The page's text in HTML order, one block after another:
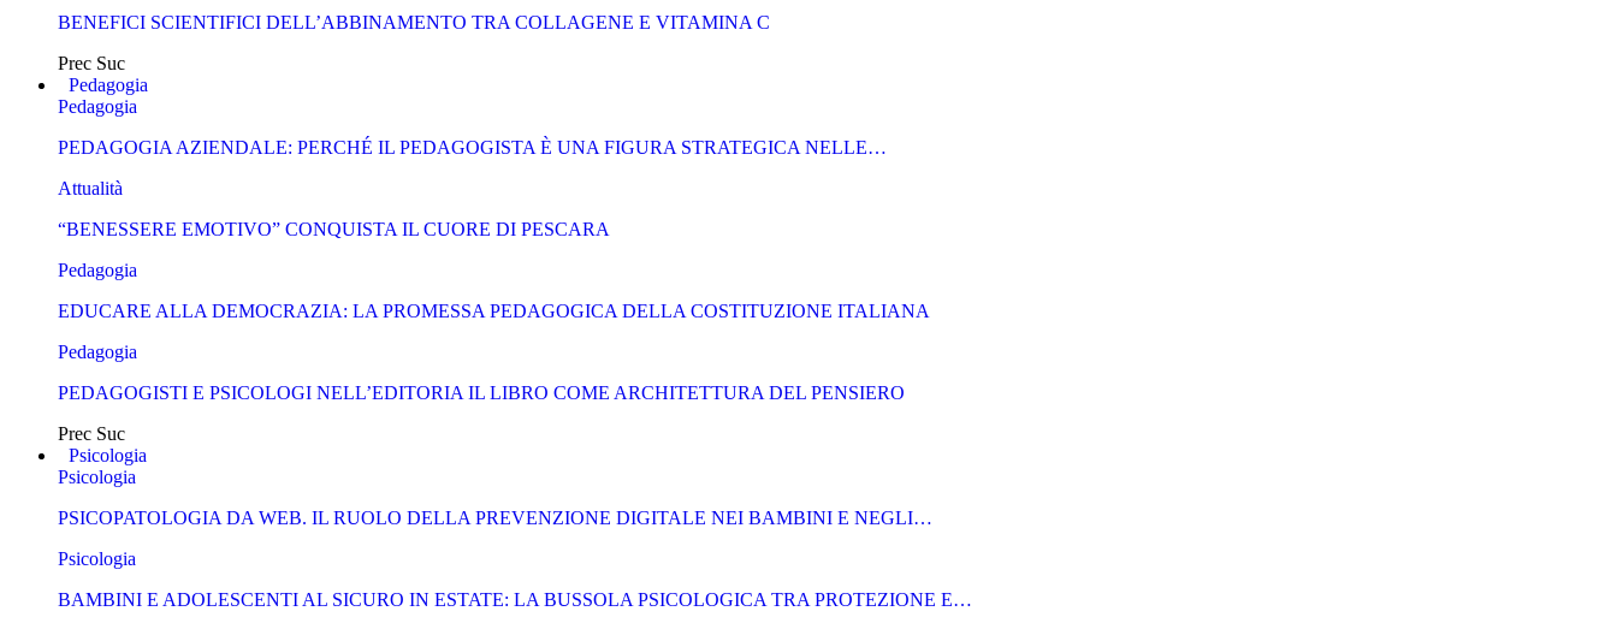
BENEFICI SCIENTIFICI DELL’ABBINAMENTO TRA COLLAGENE E VITAMINA C
Prec Suc
Pedagogia
Pedagogia
PEDAGOGIA AZIENDALE: PERCHÉ IL PEDAGOGISTA È UNA FIGURA STRATEGICA NELLE…
Attualità
“BENESSERE EMOTIVO” CONQUISTA IL CUORE DI PESCARA
Pedagogia
EDUCARE ALLA DEMOCRAZIA: LA PROMESSA PEDAGOGICA DELLA COSTITUZIONE ITALIANA
Pedagogia
PEDAGOGISTI E PSICOLOGI NELL’EDITORIA IL LIBRO COME ARCHITETTURA DEL PENSIERO
Prec Suc
Psicologia
Psicologia
PSICOPATOLOGIA DA WEB. IL RUOLO DELLA PREVENZIONE DIGITALE NEI BAMBINI E NEGLI…
Psicologia
BAMBINI E ADOLESCENTI AL SICURO IN ESTATE: LA BUSSOLA PSICOLOGICA TRA PROTEZIONE E…